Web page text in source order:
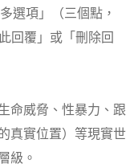
選項」（三個點，
回覆」或「刪除回
命威脅、性暴力、跟
真實位置）等現實世
級。